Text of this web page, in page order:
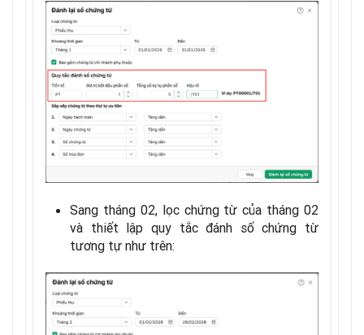
Sang tháng 02, lọc chứng từ của tháng 02
và thiết lập quy tắc đánh số chứng từ
tương tự như trên: